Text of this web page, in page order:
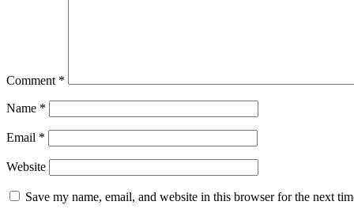
Comment *
Name *
Email *
Website
Save my name, email, and website in this browser for the next